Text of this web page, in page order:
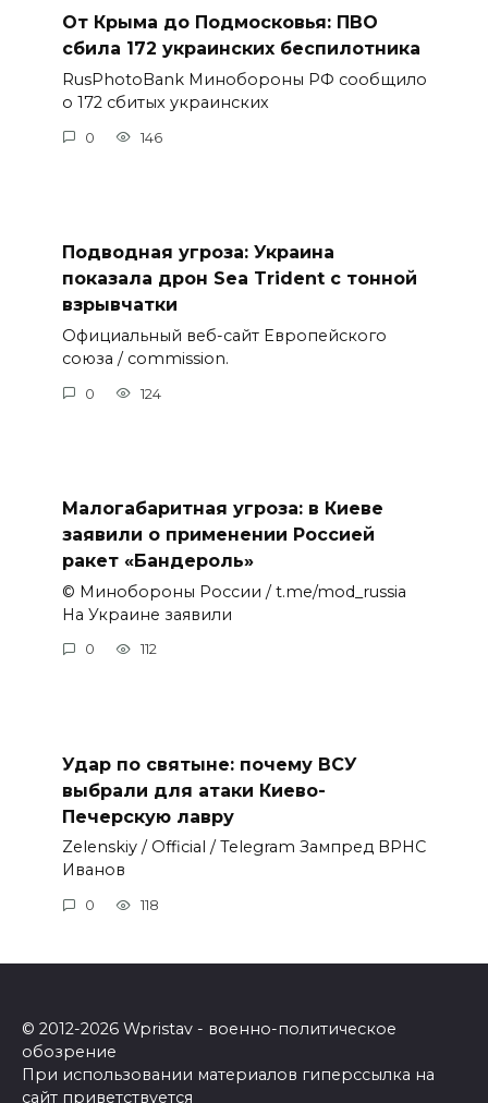
От Крыма до Подмосковья: ПВО
сбила 172 украинских беспилотника
RusPhotoBank Минобороны РФ сообщило
о 172 сбитых украинских
0 146
Подводная угроза: Украина
показала дрон Sea Trident с тонной
взрывчатки
Официальный веб-сайт Европейского
союза / commission.
0 124
Малогабаритная угроза: в Киеве
заявили о применении Россией
ракет «Бандероль»
© Минобороны России / t.me/mod_russia
На Украине заявили
0 112
Удар по святыне: почему ВСУ
выбрали для атаки Киево-
Печерскую лавру
Zеlеnskiу / Оfficiаl / Telegram Зампред ВРНС
Иванов
0 118
© 2012-2026 Wpristav - военно-политическое
обозрение
При использовании материалов гиперссылка на
сайт приветствуется